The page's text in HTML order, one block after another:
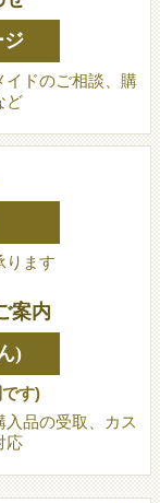
ジ
イドのご相談、購
ど
ります
案内
)
す)
品の受取、カス
応